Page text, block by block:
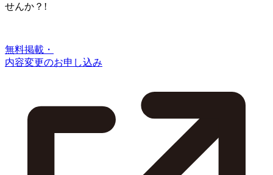
せんか？!
無料掲載・
内容変更のお申し込み